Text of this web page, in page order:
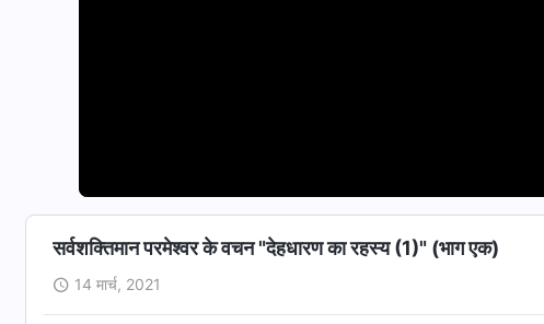
सर्वशक्तिमान परमेश्वर के वचन "देहधारण का रहस्य (1)" (भाग एक)
14 मार्च, 2021